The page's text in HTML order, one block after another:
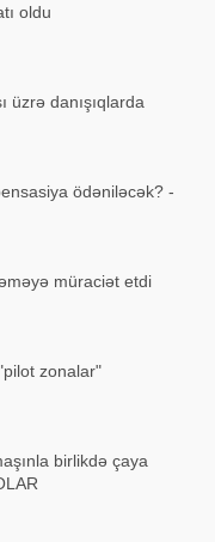
oldu
üzrə danışıqlarda
ödəniləcək? -
müraciət etdi
zonalar"
birlikdə çaya